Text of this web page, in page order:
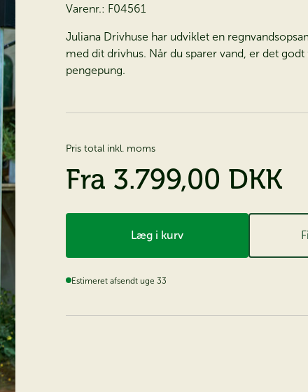
Varenr.: F04561
Juliana Drivhuse har udviklet en
med dit drivhus. Når du sparer vand, er det
pengepung.
Pris total inkl. moms
Fra 3.799,00 DKK
Læg i kurv
Estimeret afsendt uge 33